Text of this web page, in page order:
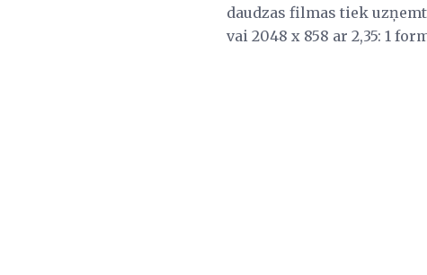
daudzas filmas tiek
vai 2048 x 858 ar 2,35: 1